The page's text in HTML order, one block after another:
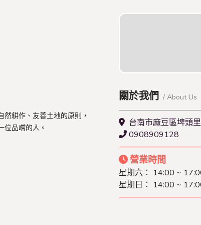
耕作、友善土地的原則，
品嚐的人。
關於我們 / About Us
台南市麻豆區埤頭
0908909128
營業時間
星期六： 14:00 ~
星期日： 14:00 ~